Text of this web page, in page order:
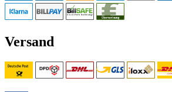
Versand